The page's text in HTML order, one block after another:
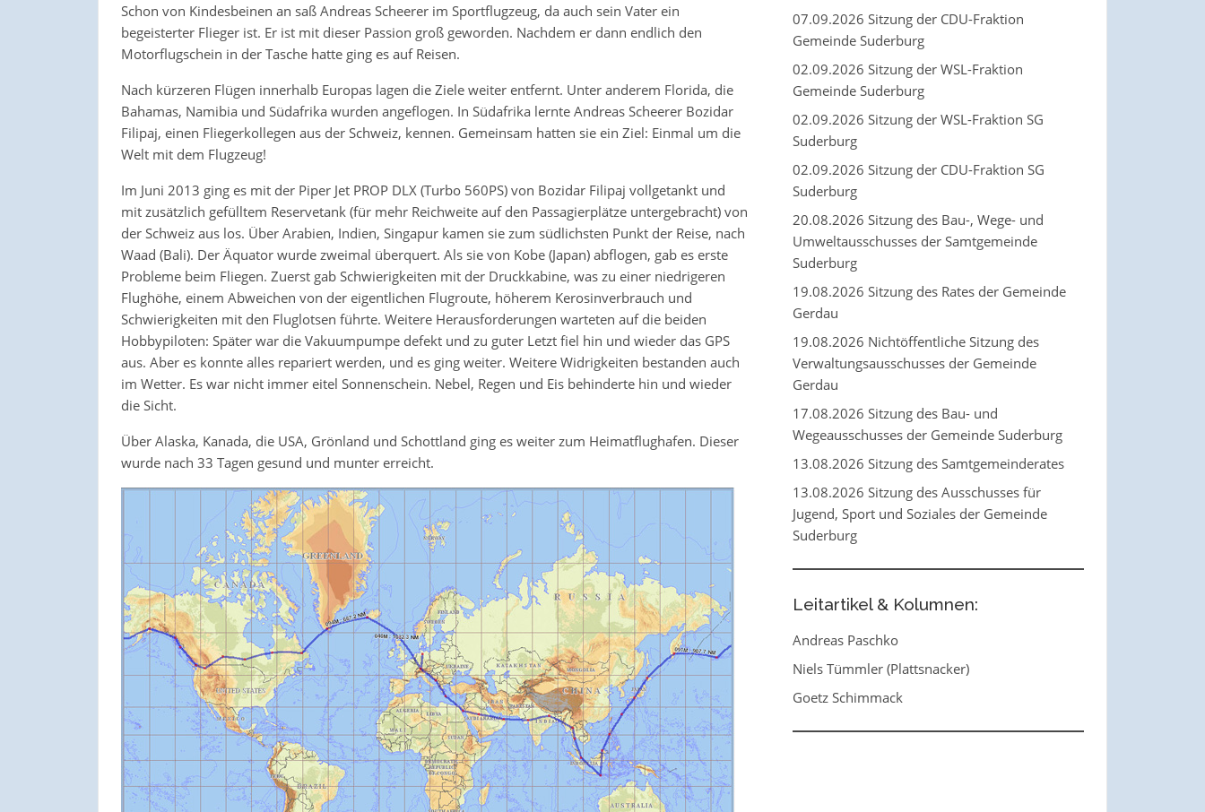
Schon von Kindesbeinen an saß Andreas Scheerer im Sportflugzeug, da auch sein Vater ein
begeisterter Flieger ist. Er ist mit dieser Passion groß geworden. Nachdem er dann endlich den
Motorflugschein in der Tasche hatte ging es auf Reisen.
Nach kürzeren Flügen innerhalb Europas lagen die Ziele weiter entfernt. Unter anderem Florida, die
Bahamas, Namibia und Südafrika wurden angeflogen. In Südafrika lernte Andreas Scheerer Bozidar
Filipaj, einen Fliegerkollegen aus der Schweiz, kennen. Gemeinsam hatten sie ein Ziel: Einmal um die
Welt mit dem Flugzeug!
Im Juni 2013 ging es mit der Piper Jet PROP DLX (Turbo 560PS) von Bozidar Filipaj vollgetankt und
mit zusätzlich gefülltem Reservetank (für mehr Reichweite auf den Passagierplätze untergebracht) von
der Schweiz aus los. Über Arabien, Indien, Singapur kamen sie zum südlichsten Punkt der Reise, nach
Waad (Bali). Der Äquator wurde zweimal überquert. Als sie von Kobe (Japan) abflogen, gab es erste
Probleme beim Fliegen. Zuerst gab Schwierigkeiten mit der Druckkabine, was zu einer niedrigeren
Flughöhe, einem Abweichen von der eigentlichen Flugroute, höherem Kerosinverbrauch und
Schwierigkeiten mit den Fluglotsen führte. Weitere Herausforderungen warteten auf die beiden
Hobbypiloten: Später war die Vakuumpumpe defekt und zu guter Letzt fiel hin und wieder das GPS
aus. Aber es konnte alles repariert werden, und es ging weiter. Weitere Widrigkeiten bestanden auch
im Wetter. Es war nicht immer eitel Sonnenschein. Nebel, Regen und Eis behinderte hin und wieder
die Sicht.
Über Alaska, Kanada, die USA, Grönland und Schottland ging es weiter zum Heimatflughafen. Dieser
wurde nach 33 Tagen gesund und munter erreicht.
07.09.2026 Sitzung der CDU-Fraktion
Gemeinde Suderburg
02.09.2026 Sitzung der WSL-Fraktion
Gemeinde Suderburg
02.09.2026 Sitzung der WSL-Fraktion SG
Suderburg
02.09.2026 Sitzung der CDU-Fraktion SG
Suderburg
20.08.2026 Sitzung des Bau-, Wege- und
Umweltausschusses der Samtgemeinde
Suderburg
19.08.2026 Sitzung des Rates der Gemeinde
Gerdau
19.08.2026 Nichtöffentliche Sitzung des
Verwaltungsausschusses der Gemeinde
Gerdau
17.08.2026 Sitzung des Bau- und
Wegeausschusses der Gemeinde Suderburg
13.08.2026 Sitzung des Samtgemeinderates
13.08.2026 Sitzung des Ausschusses für
Jugend, Sport und Soziales der Gemeinde
Suderburg
Leitartikel & Kolumnen:
Andreas Paschko
Niels Tümmler (Plattsnacker)
Goetz Schimmack